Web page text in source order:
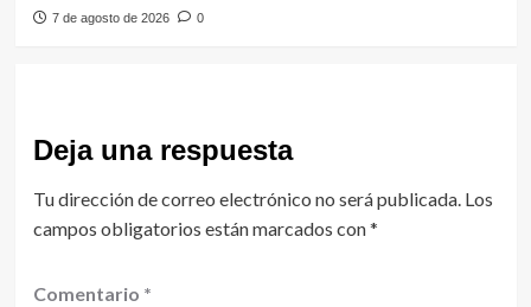
7 de agosto de 2026 0
Deja una respuesta
Tu dirección de correo electrónico no será publicada. Los
campos obligatorios están marcados con*
Comentario *